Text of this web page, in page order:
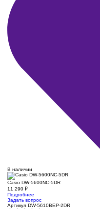
В наличии
Casio DW-5600NC-5DR
11 290 ₽
Подробнее
Задать вопрос
Артикул DW-5610BEP-2DR